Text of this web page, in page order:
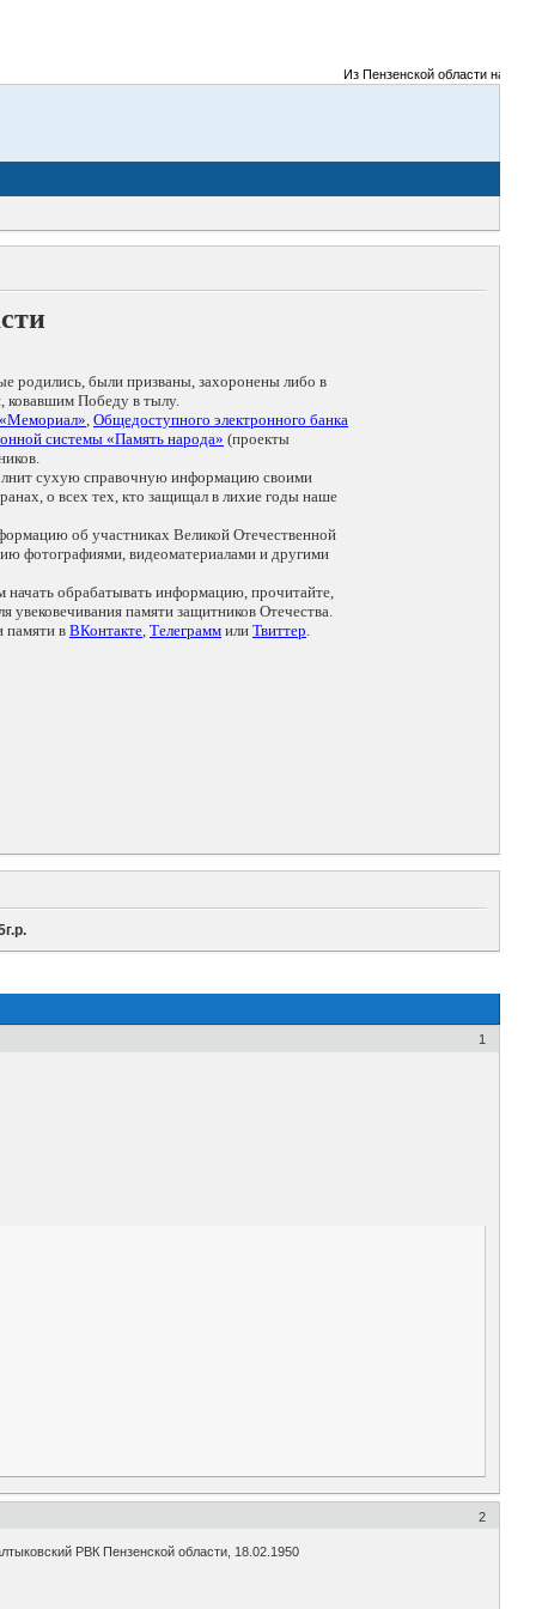
Из Пензенской области на
родились, были призваны, захоронены либо в
ковавшим Победу в тылу.
, Общедоступного электронного банка
системы «Память народа» (проекты
сухую справочную информацию своими
о всех тех, кто защищал в лихие годы наше
об участниках Великой Отечественной
фотографиями, видеоматериалами и другими
начать обрабатывать информацию, прочитайте,
памяти защитников Отечества.
памяти в ВКонтакте, Телеграмм или Твиттер.
1
2
РВК Пензенской области, 18.02.1950